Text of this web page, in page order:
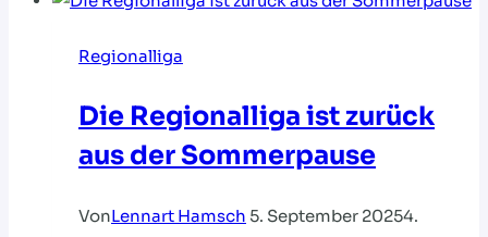
Regionalliga
Die Regionalliga ist zurück
aus der Sommerpause
VonLennart Hamsch 5. September 20254.